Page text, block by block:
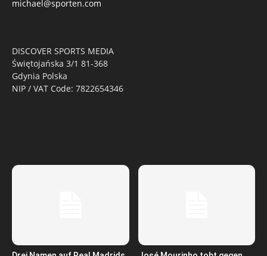
michael@sporten.com
DISCOVER SPORTS MEDIA
Świętojańska 3/1 81-368
Gdynia Polska
NIP / VAT Code: 7822654346